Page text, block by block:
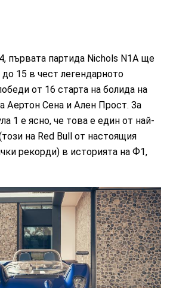
първата партида Nichols N1A ще
15 в чест легендарното
от 16 старта на болида на
Аертон Сена и Ален Прост. За
1 е ясно, че това е един от най-
на Red Bull от настоящия
рекорди) в историята на Ф1,